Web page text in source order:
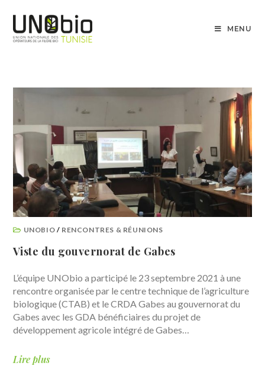
MENU
UNOBIO / RENCONTRES & RÉUNIONS
Viste du gouvernorat de Gabes
L’équipe UNObio a participé le 23 septembre 2021 à une
rencontre organisée par le centre technique de l’agriculture
biologique (CTAB) et le CRDA Gabes au gouvernorat du
Gabes avec les GDA bénéficiaires du projet de
développement agricole intégré de Gabes…
Lire plus